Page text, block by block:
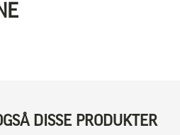
DISSE PRODUKTER